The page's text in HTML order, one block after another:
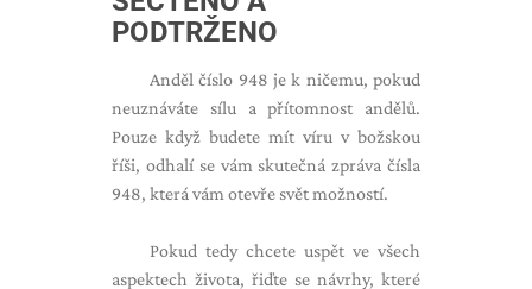
PODTRŽENO
Anděl číslo 948 je k ničemu, pokud
neuznáváte sílu a přítomnost andělů.
Pouze když budete mít víru v božskou
říši, odhalí se vám skutečná zpráva čísla
948, která vám otevře svět možností.
Pokud tedy chcete uspět ve všech
aspektech života, řiďte se návrhy, které